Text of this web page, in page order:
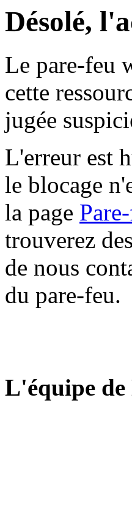
Désolé,
Le pare-feu
cette
jugée
L'erreur est
le blocage
la page
trouverez
de nous
du pare-feu.
L'équipe